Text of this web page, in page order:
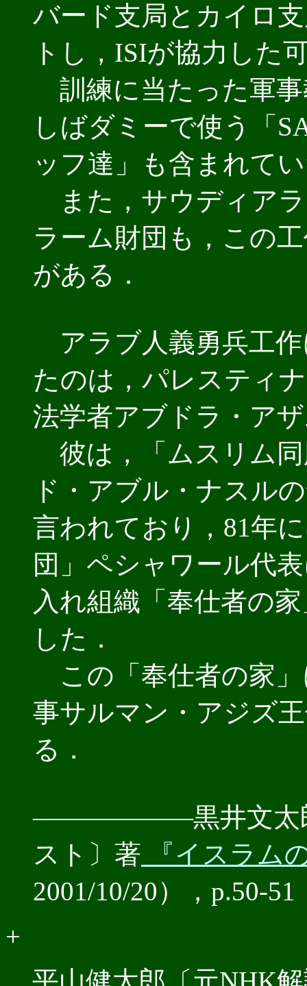
バード支局とカイロ
トし，ISIが協力した
訓練に当たった軍事
しばダミーで使う「
ッフ達」も含まれて
また，サウディア
ラーム財団も，この
がある．
アラブ人義勇兵工
たのは，パレスティ
法学者アブドラ・ア
彼は，「ムスリム
ド・アブル・ナスル
言われており，81年
団」ペシャワール代
入れ組織「奉仕者の
した．
この「奉仕者の家
事サルマン・アジズ
る．
――――――黒井文太郎
スト〕著 『イスラム
2001/10/20），p.50-
+